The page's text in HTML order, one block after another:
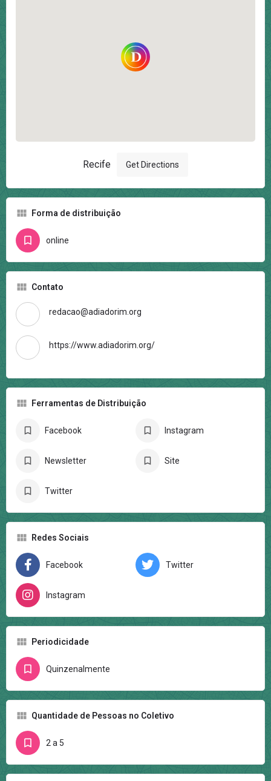
Recife Get Directions
Forma de distribuição
online
Contato
redacao@adiadorim.org
https://www.adiadorim.org/
Ferramentas de Distribuição
Facebook Instagram
Newsletter Site
Twitter
Redes Sociais
Facebook Twitter
Instagram
Periodicidade
Quinzenalmente
Quantidade de Pessoas no Coletivo
2 a 5